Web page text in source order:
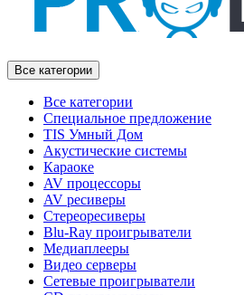
Все категории
Все категории
Специальное предложение
TIS Умный Дом
Акустические системы
Караоке
AV процессоры
AV ресиверы
Стереоресиверы
Blu-Ray проигрыватели
Медиаплееры
Видео серверы
Сетевые проигрыватели